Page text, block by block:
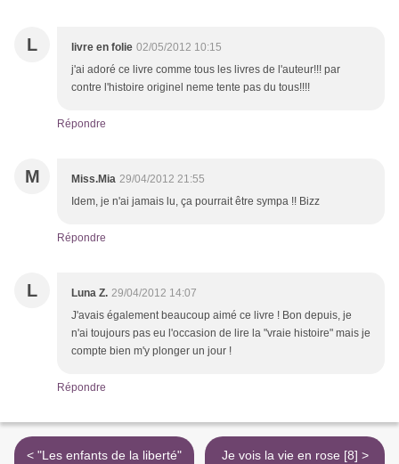
L livre en folie 02/05/2012 10:15
j'ai adoré ce livre comme tous les livres de l'auteur!!! par
contre l'histoire originel neme tente pas du tous!!!!
Répondre
M Miss.Mia 29/04/2012 21:55
Idem, je n'ai jamais lu, ça pourrait être sympa !! Bizz
Répondre
L Luna Z. 29/04/2012 14:07
J'avais également beaucoup aimé ce livre ! Bon depuis, je
n'ai toujours pas eu l'occasion de lire la "vraie histoire" mais je
compte bien m'y plonger un jour !
Répondre
< "Les enfants de la liberté"
Je vois la vie en rose [8] >